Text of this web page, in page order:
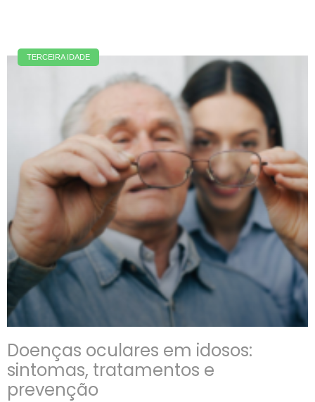
TERCEIRA IDADE
Doenças oculares em idosos:
sintomas, tratamentos e
prevenção